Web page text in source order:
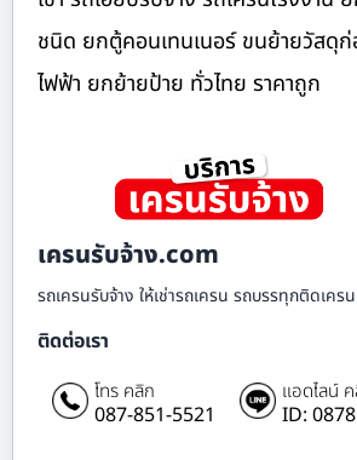
ชนิด ยกตู้คอนเทนเนอร์ ขนย้ายวัสดุ
ไฟฟ้า ยกย้ายป้าย ทั่วไทย ราคาถูก
เครนรับจ้าง.com
รถเครนรับจ้าง ให้เช่ารถเครน รถบรรทุกติดเค
ติดต่อเรา
โทร คลิก
087-851-5521
แอดไลน์
ID: